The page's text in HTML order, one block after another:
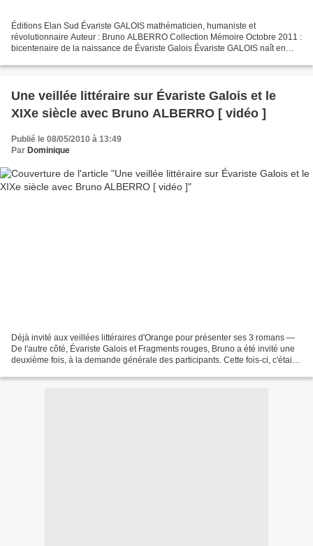
Éditions Elan Sud Évariste GALOIS mathématicien, humaniste et
révolutionnaire Auteur : Bruno ALBERRO Collection Mémoire Octobre 2011 :
bicentenaire de la naissance de Évariste Galois Évariste GALOIS naît en
Une veillée littéraire sur Évariste Galois et le
XIXe siècle avec Bruno ALBERRO [ vidéo ]
Publié le 08/05/2010 à 13:49
Par Dominique
Déjà invité aux veillées littéraires d'Orange pour présenter ses 3 romans —
De l'autre côté, Évariste Galois et Fragments rouges, Bruno a été invité une
deuxième fois, à la demande générale des participants. Cette fois-ci, c'était